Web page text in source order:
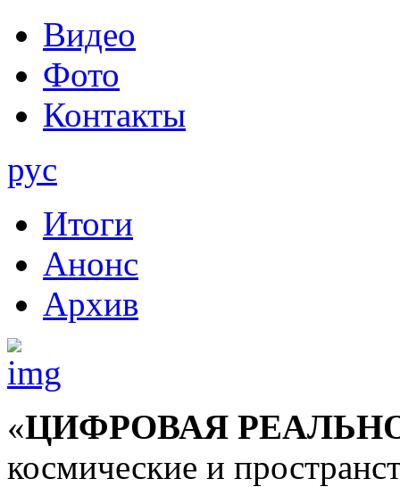
Видео
Фото
Контакты
рус
Итоги
Анонс
Архив
«ЦИФРОВАЯ
космические и